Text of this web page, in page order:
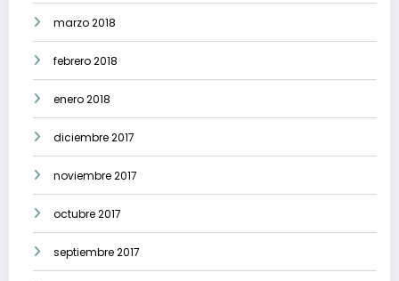
marzo 2018
febrero 2018
enero 2018
diciembre 2017
noviembre 2017
octubre 2017
septiembre 2017